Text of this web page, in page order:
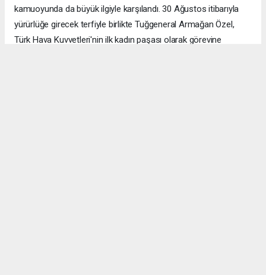
kamuoyunda da büyük ilgiyle karşılandı. 30 Ağustos itibarıyla
yürürlüğe girecek terfiyle birlikte Tuğgeneral Armağan Özel,
Türk Hava Kuvvetleri'nin ilk kadın paşası olarak görevine